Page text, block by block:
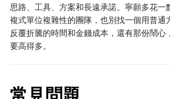
思路、工具、方案和長遠承諾。寧願多花一
複式單位複雜性的團隊，也別找一個用普通
反覆折騰的時間和金錢成本，還有那份鬧心
要高得多。